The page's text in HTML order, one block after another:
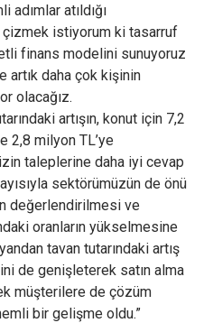
atıldığı
çizmek istiyorum ki tasarruf
finans modelini sunuyoruz
daha çok kişinin
olacağız.
artışın, konut için 7,2
2,8 milyon TL’ye
taleplerine daha iyi cevap
sektörümüzün de önü
değerlendirilmesi ve
oranların yükselmesine
tavan tutarındaki artış
de genişleterek satın alma
müşterilere de çözüm
bir gelişme oldu.”